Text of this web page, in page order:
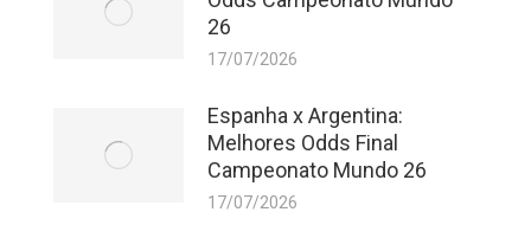
26
17/07/2026
Espanha x Argentina:
Melhores Odds Final
Campeonato Mundo 26
17/07/2026